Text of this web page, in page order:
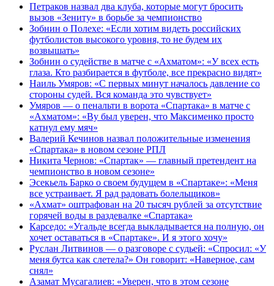
Петраков назвал два клуба, которые могут бросить
вызов «Зениту» в борьбе за чемпионство
Зобнин о Полехе: «Если хотим видеть российских
футболистов высокого уровня, то не будем их
возвышать»
Зобнин о судействе в матче с «Ахматом»: «У всех есть
глаза. Кто разбирается в футболе, все прекрасно видят»
Наиль Умяров: «С первых минут началось давление со
стороны судей. Вся команда это чувствует»
Умяров — о пенальти в ворота «Спартака» в матче с
«Ахматом»: «Ву был уверен, что Максименко просто
катнул ему мяч»
Валерий Кечинов назвал положительные изменения
«Спартака» в новом сезоне РПЛ
Никита Чернов: «Спартак» — главный претендент на
чемпионство в новом сезоне»
Эсекьель Барко о своем будущем в «Спартаке»: «Меня
все устраивает. Я рад радовать болельщиков»
«Ахмат» оштрафован на 20 тысяч рублей за отсутствие
горячей воды в раздевалке «Спартака»
Карседо: «Угальде всегда выкладывается на полную, он
хочет оставаться в «Спартаке». И я этого хочу»
Руслан Литвинов — о разговоре с судьей: «Спросил: «У
меня бутса как слетела?» Он говорит: «Наверное, сам
снял»
Азамат Мусагалиев: «Уверен, что в этом сезоне